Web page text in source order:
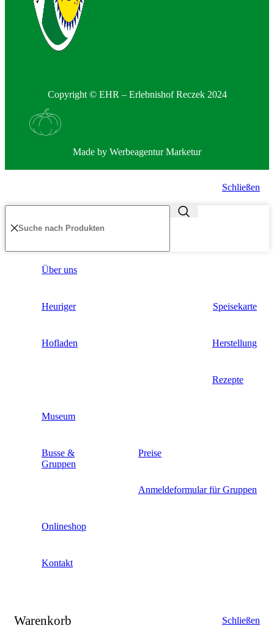
Copyright © EHR – Erlebnishof Reczek 2024
Made by Werbeagentur Marketur
Schließen
Über uns
Heuriger Speisekarte
Hofladen Herstellung
Rezepte
Museum
Busse &
Gruppen
Preise
Anmeldeformular für Gruppen
Onlineshop
Kontakt
Warenkorb Schließen